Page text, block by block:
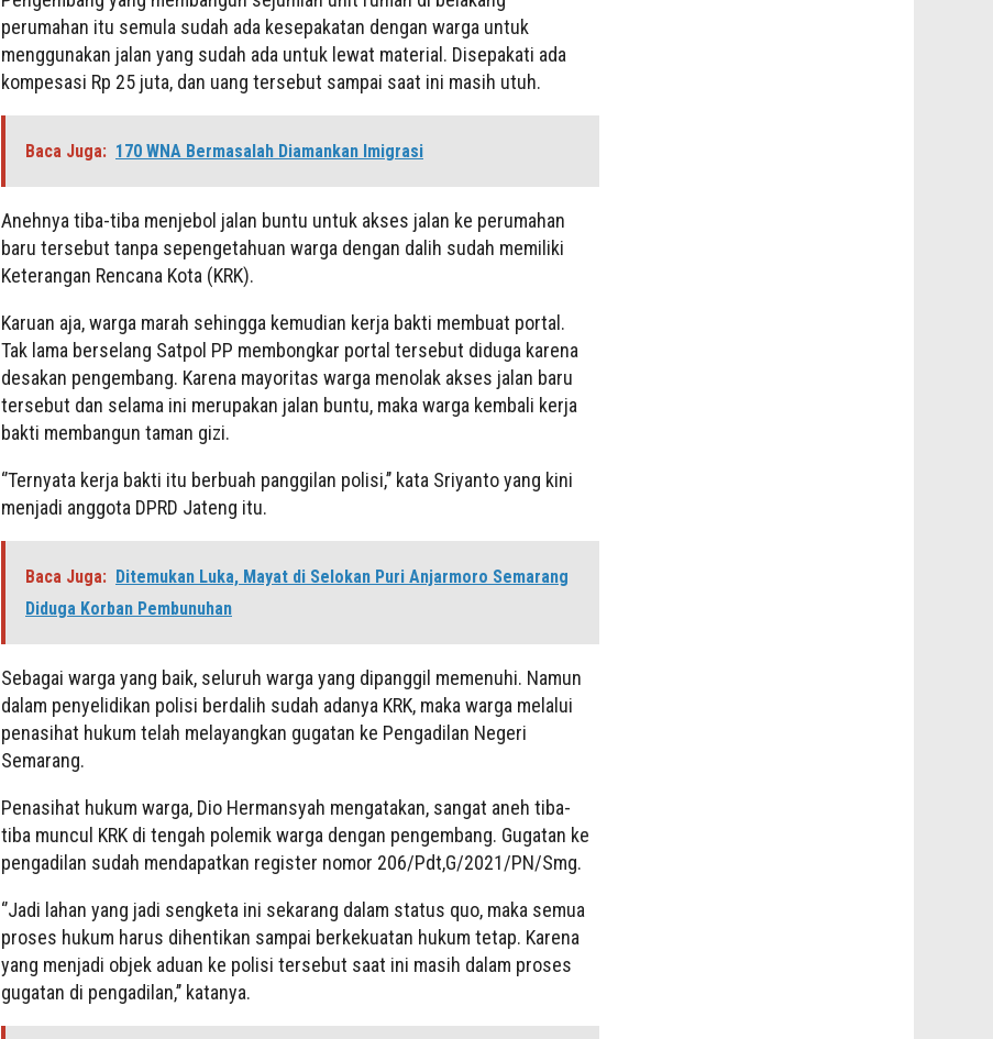
perumahan itu semula sudah ada kesepakatan dengan warga untuk
menggunakan jalan yang sudah ada untuk lewat material. Disepakati ada
kompesasi Rp 25 juta, dan uang tersebut sampai saat ini masih utuh.
Baca Juga: 170 WNA Bermasalah Diamankan Imigrasi
Anehnya tiba-tiba menjebol jalan buntu untuk akses jalan ke perumahan
baru tersebut tanpa sepengetahuan warga dengan dalih sudah memiliki
Keterangan Rencana Kota (KRK).
Karuan aja, warga marah sehingga kemudian kerja bakti membuat portal.
Tak lama berselang Satpol PP membongkar portal tersebut diduga karena
desakan pengembang. Karena mayoritas warga menolak akses jalan baru
tersebut dan selama ini merupakan jalan buntu, maka warga kembali kerja
bakti membangun taman gizi.
‘’Ternyata kerja bakti itu berbuah panggilan polisi,’’ kata Sriyanto yang kini
menjadi anggota DPRD Jateng itu.
Baca Juga: Ditemukan Luka, Mayat di Selokan Puri Anjarmoro Semarang
Diduga Korban Pembunuhan
Sebagai warga yang baik, seluruh warga yang dipanggil memenuhi. Namun
dalam penyelidikan polisi berdalih sudah adanya KRK, maka warga melalui
penasihat hukum telah melayangkan gugatan ke Pengadilan Negeri
Semarang.
Penasihat hukum warga, Dio Hermansyah mengatakan, sangat aneh tiba-
tiba muncul KRK di tengah polemik warga dengan pengembang. Gugatan ke
pengadilan sudah mendapatkan register nomor 206/Pdt,G/2021/PN/Smg.
‘’Jadi lahan yang jadi sengketa ini sekarang dalam status quo, maka semua
proses hukum harus dihentikan sampai berkekuatan hukum tetap. Karena
yang menjadi objek aduan ke polisi tersebut saat ini masih dalam proses
gugatan di pengadilan,’’ katanya.